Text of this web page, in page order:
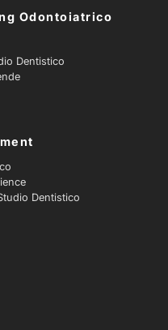
Odontoiatrico
Dentistico
Dentistico